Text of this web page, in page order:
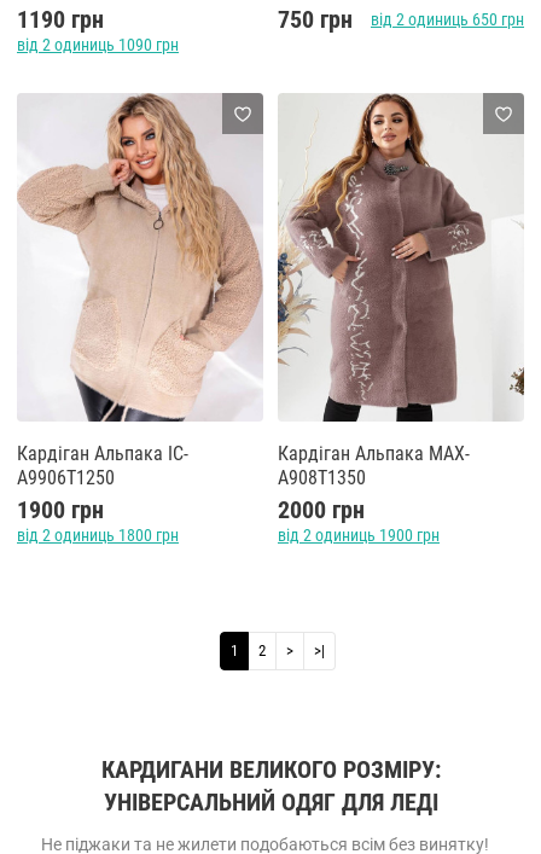
1190 грн
від 2 одиниць 1090 грн
750 грн від 2 одиниць 650 грн
Кардіган Альпака IC-
A9906T1250
1900 грн
від 2 одиниць 1800 грн
Кардіган Альпака MAX-
A908T1350
2000 грн
від 2 одиниць 1900 грн
1 2 > >|
КАРДИГАНИ ВЕЛИКОГО РОЗМІРУ:
УНІВЕРСАЛЬНИЙ ОДЯГ ДЛЯ ЛЕДІ
Не піджаки та не жилети подобаються всім без винятку!